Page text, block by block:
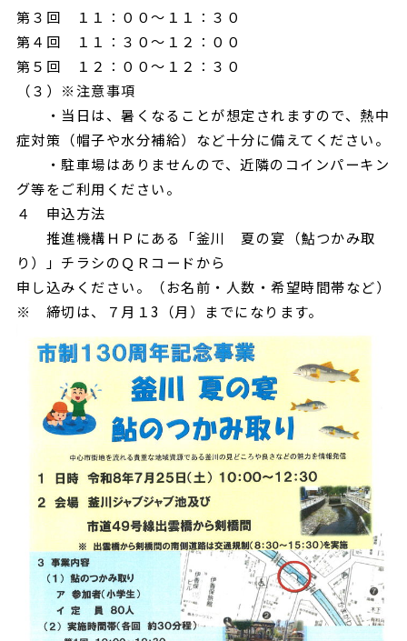
第３回 １１：００～１１：３０
第４回 １１：３０～１２：００
第５回 １２：００～１２：３０
（３）※注意事項
・当日は、暑くなることが想定されますので、熱中
症対策（帽子や水分補給）など十分に備えてください。
・駐車場はありませんので、近隣のコインパーキン
グ等をご利用ください。
４ 申込方法
推進機構ＨＰにある「釜川 夏の宴（鮎つかみ取
り）」チラシのＱＲコードから
申し込みください。（お名前・人数・希望時間帯など）
※ 締切は、７月１3（月）までになります。